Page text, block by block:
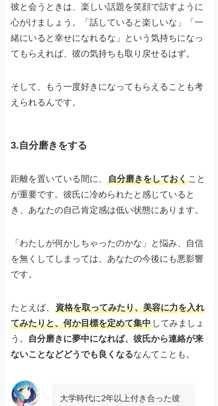
彼と会うときは、楽しい話題を笑顔で話すように
心がけましょう。「話していると楽しいな」「一
緒にいると幸せになれるな」という気持ちになっ
てもらえれば、彼の気持ちも取り戻せるはず。
そして、もう一度好きになってもらえることも考
えられるんです。
3.自分磨きをする
距離を置いている間に、自分磨きをしておくこと
が重要です。彼氏に冷められたと感じていると
き、あなたの自己肯定感は低い状態にあります。
「わたしが何かしちゃったのかな」と悩み、自信
を無くしてしまっては、あなたの今後にも悪影響
です。
たとえば、資格を取ってみたり、美容に力を入れ
てみたりと、何か目標を定めて集中 してみましょ
う。 自分磨きに夢中になれば、彼氏から連絡が来
ないことなどどうでも良くなるなんてことも。
大学時代に2年以上付き合った彼